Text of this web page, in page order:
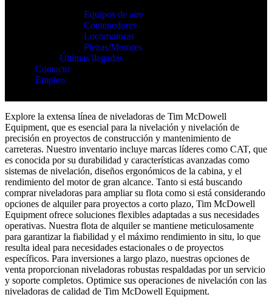
Equipos de aire
Contenedores
Locomotoras
Piezas/Motores
Últimas llegadas
Contacto
Empleo
Explore la extensa línea de niveladoras de Tim McDowell
Equipment, que es esencial para la nivelación y nivelación de
precisión en proyectos de construcción y mantenimiento de
carreteras. Nuestro inventario incluye marcas líderes como CAT, que
es conocida por su durabilidad y características avanzadas como
sistemas de nivelación, diseños ergonómicos de la cabina, y el
rendimiento del motor de gran alcance. Tanto si está buscando
comprar niveladoras para ampliar su flota como si está considerando
opciones de alquiler para proyectos a corto plazo, Tim McDowell
Equipment ofrece soluciones flexibles adaptadas a sus necesidades
operativas. Nuestra flota de alquiler se mantiene meticulosamente
para garantizar la fiabilidad y el máximo rendimiento in situ, lo que
resulta ideal para necesidades estacionales o de proyectos
específicos. Para inversiones a largo plazo, nuestras opciones de
venta proporcionan niveladoras robustas respaldadas por un servicio
y soporte completos. Optimice sus operaciones de nivelación con las
niveladoras de calidad de Tim McDowell Equipment.